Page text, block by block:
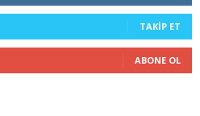
TAKIP ET
ABONE OL